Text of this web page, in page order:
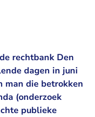
rechtbank Den
dagen in juni
man die betrokken
(onderzoek
publieke